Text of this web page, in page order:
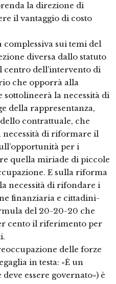
la direzione di
il vantaggio di costo
sui temi del
diversa dallo statuto
centro dell’intervento di
che opporrà alla
sottolineerà la necessità di
della rappresentanza,
contrattuale, che
necessità di riformare il
per i
quella miriade di piccole
E sulla riforma
necessità di rifondare i
finanziaria e cittadini-
del 20-20-20 che
cento il riferimento per
delle forze
in testa: «È un
essere governato») è